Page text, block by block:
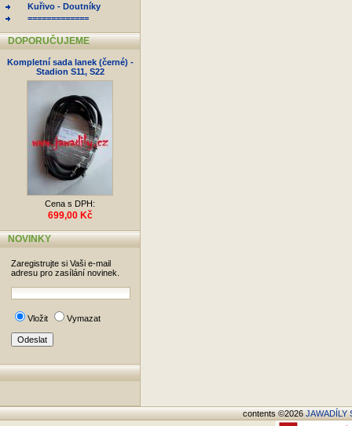
Kuřivo - Doutníky
=============
DOPORUČUJEME
Kompletní sada lanek (černé) -
Stadion S11, S22
Cena s DPH:
699,00 Kč
NOVINKY
Zaregistrujte si Vaši e-mail
adresu pro zasílání novinek.
Vložit Vymazat
contents ©2026JAWADÍLY